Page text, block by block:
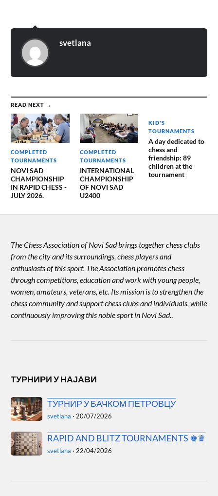
svetlana
READ NEXT →
COMPLETED
TOURNAMENTS
NOVI SAD
CHAMPIONSHIP
IN RAPID CHESS -
JULY 2026.
COMPLETED
TOURNAMENTS
INTERNATIONAL
CHAMPIONSHIP
OF NOVI SAD
U2400
KID'S
TOURNAMENTS
A day dedicated to
chess and
friendship: 89
children at the
tournament
The Chess Association of Novi Sad brings together chess clubs
from the city and its surroundings, chess players and
enthusiasts of this sport. The Association promotes chess
through competitions, education and work with young people,
women, amateurs, veterans, etc. Its mission is to strengthen the
chess community and support chess clubs and individuals, while
continuously improving this noble sport in Novi Sad..
ТУРНИРИ У НАЈАВИ
ТУРНИР У БАЧКОМ ПЕТРОВЦУ
svetlana ·20/07/2026
RAPID AND BLITZ TOURNAMENTS ♚♛
svetlana ·22/04/2026